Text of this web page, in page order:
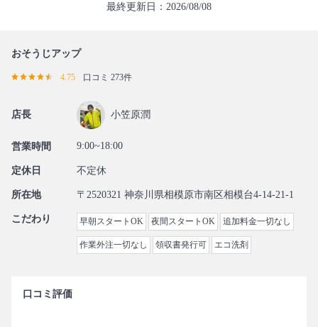
最終更新日：2026/08/08
おそうじアップ
4.75 口コミ 273件
店長 小笠原潤
営業時間 9:00~18:00
定休日 不定休
所在地 〒2520321 神奈川県相模原市南区相模台4-14-21-1
こだわり 早朝スタートOK 夜間スタートOK 追加料金一切なし
作業外注一切なし 領収書発行可 エコ洗剤
口コミ評価